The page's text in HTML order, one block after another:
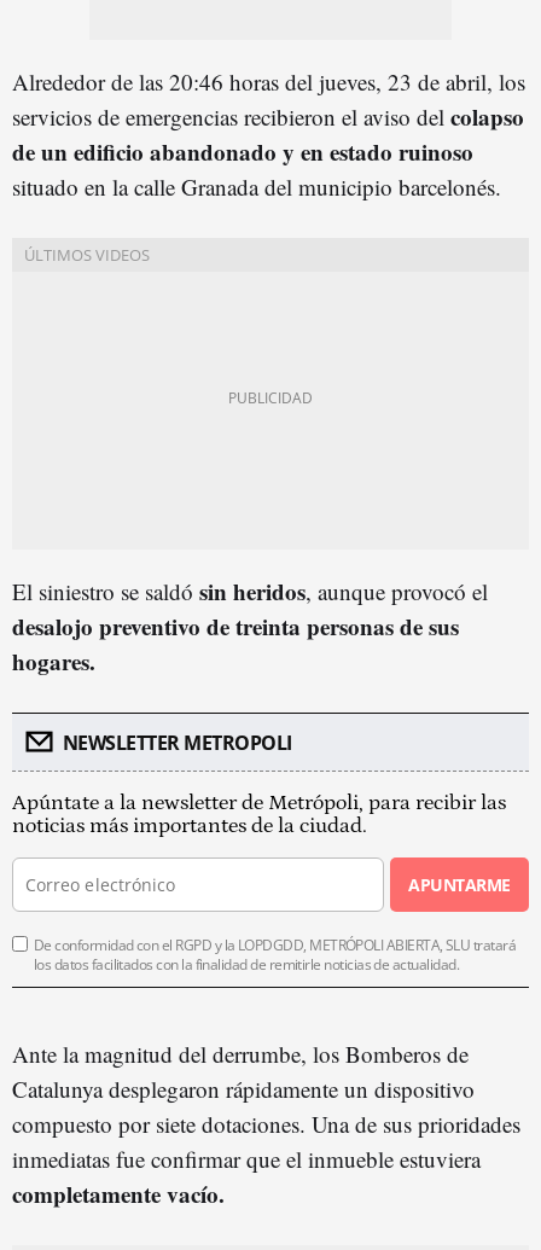
Alrededor de las 20:46 horas del jueves, 23 de abril, los
servicios de emergencias recibieron el aviso del colapso
de un edificio abandonado y en estado ruinoso
situado en la calle Granada del municipio barcelonés.
El siniestro se saldó sin heridos, aunque provocó el
desalojo preventivo de treinta personas de sus
hogares.
NEWSLETTER METROPOLI
Apúntate a la newsletter de Metrópoli, para recibir las
noticias más importantes de la ciudad.
APUNTARME
De conformidad con el RGPD y la LOPDGDD, METRÓPOLI ABIERTA, SLU tratará
los datos facilitados con la finalidad de remitirle noticias de actualidad.
Ante la magnitud del derrumbe, los Bomberos de
Catalunya desplegaron rápidamente un dispositivo
compuesto por siete dotaciones. Una de sus prioridades
inmediatas fue confirmar que el inmueble estuviera
completamente vacío.